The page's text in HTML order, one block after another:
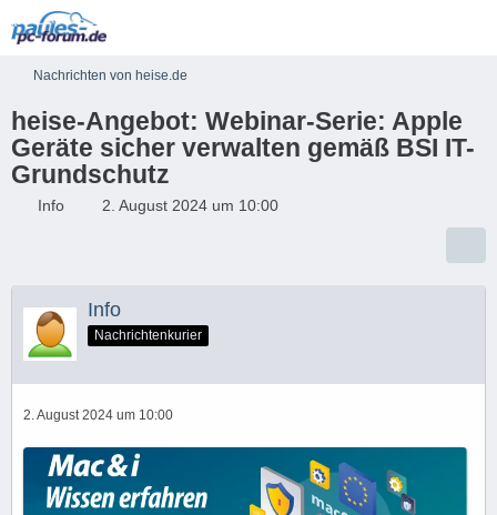
Nachrichten von heise.de
heise-Angebot: Webinar-Serie: Apple
Geräte sicher verwalten gemäß BSI IT-
Grundschutz
Info 2. August 2024 um 10:00
Info
Nachrichtenkurier
2. August 2024 um 10:00